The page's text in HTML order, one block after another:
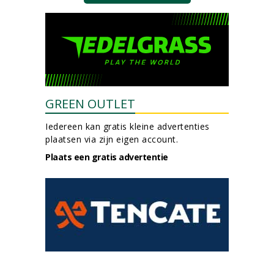
GREEN OUTLET
Iedereen kan gratis kleine advertenties
plaatsen via zijn eigen account.
Plaats een gratis advertentie